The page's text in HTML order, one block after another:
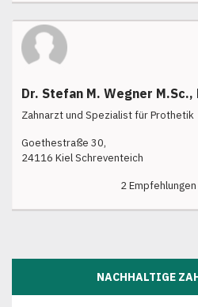
Dr. Stefan M. Wegner M.Sc.,
Zahnarzt und Spezialist für Prothetik
Goethestraße 30,
24116 Kiel Schreventeich
2
NACHHALTIGE